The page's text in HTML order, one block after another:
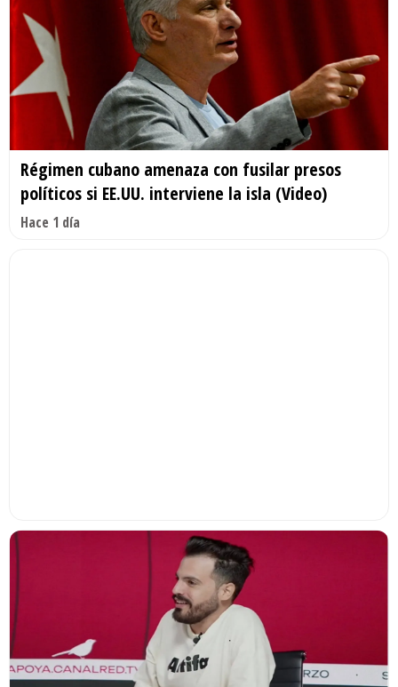
Régimen cubano amenaza con fusilar presos
políticos si EE.UU. interviene la isla (Video)
Hace 1 día